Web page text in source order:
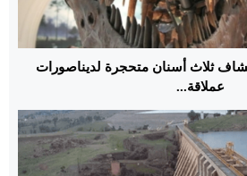
ثلاث أسنان متحجرة لديناصورات
عملاقة...